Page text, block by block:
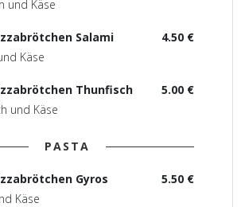
und Käse
4.50 €
Salami
Käse
5.00 €
Thunfisch
und Käse
PASTA
5.50 €
Gyros
Käse